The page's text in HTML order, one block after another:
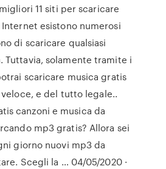
11 siti per scaricare
esistono numerosi
di scaricare qualsiasi
Tuttavia, solamente tramite i
scaricare musica gratis
e del tutto legale..
canzoni e musica da
mp3 gratis? Allora sei
giorno nuovi mp3 da
Scegli la … 04/05/2020 ·